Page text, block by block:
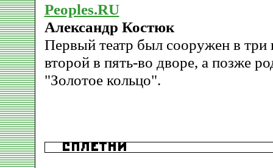
Peoples.RU
Александр Костюк
Первый театр был сооружен в три
второй в пять-во дворе, а позже
"Золотое кольцо".